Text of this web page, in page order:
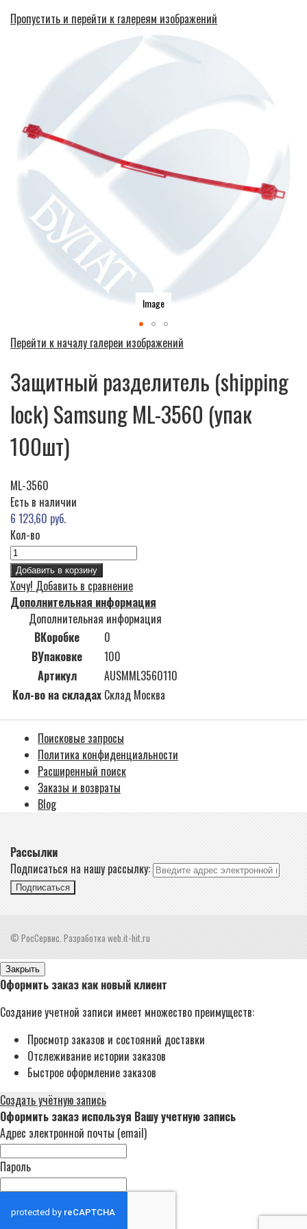
Пропустить и перейти к галереям изображений
Image
Перейти к началу галереи изображений
Защитный разделитель (shipping
lock) Samsung ML-3560 (упак
100шт)
ML-3560
Есть в наличии
6 123,60 руб.
Кол-во
Добавить в корзину
Хочу! Добавить в сравнение
Дополнительная информация
Дополнительная информация
ВКоробке
0
ВУпаковке
100
Артикул
AUSMML3560110
Кол-во на складах Склад Москва
Поисковые запросы
Политика конфиденциальности
Расширенный поиск
Заказы и возвраты
Blog
Рассылки
Подписаться на нашу рассылку:
Подписаться
© РосСервис. Разработка web.it-hit.ru
Закрыть
Оформить заказ как новый клиент
Создание учетной записи имеет множество преимуществ:
Просмотр заказов и состояний доставки
Отслеживание истории заказов
Быстрое оформление заказов
Создать учётную запись
Оформить заказ используя Вашу учетную запись
Адрес электронной почты (email)
Пароль